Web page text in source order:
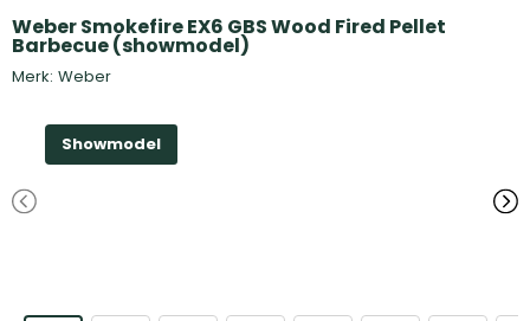
Weber Smokefire EX6 GBS Wood Fired Pellet
Barbecue (showmodel)
Merk: Weber
Showmodel